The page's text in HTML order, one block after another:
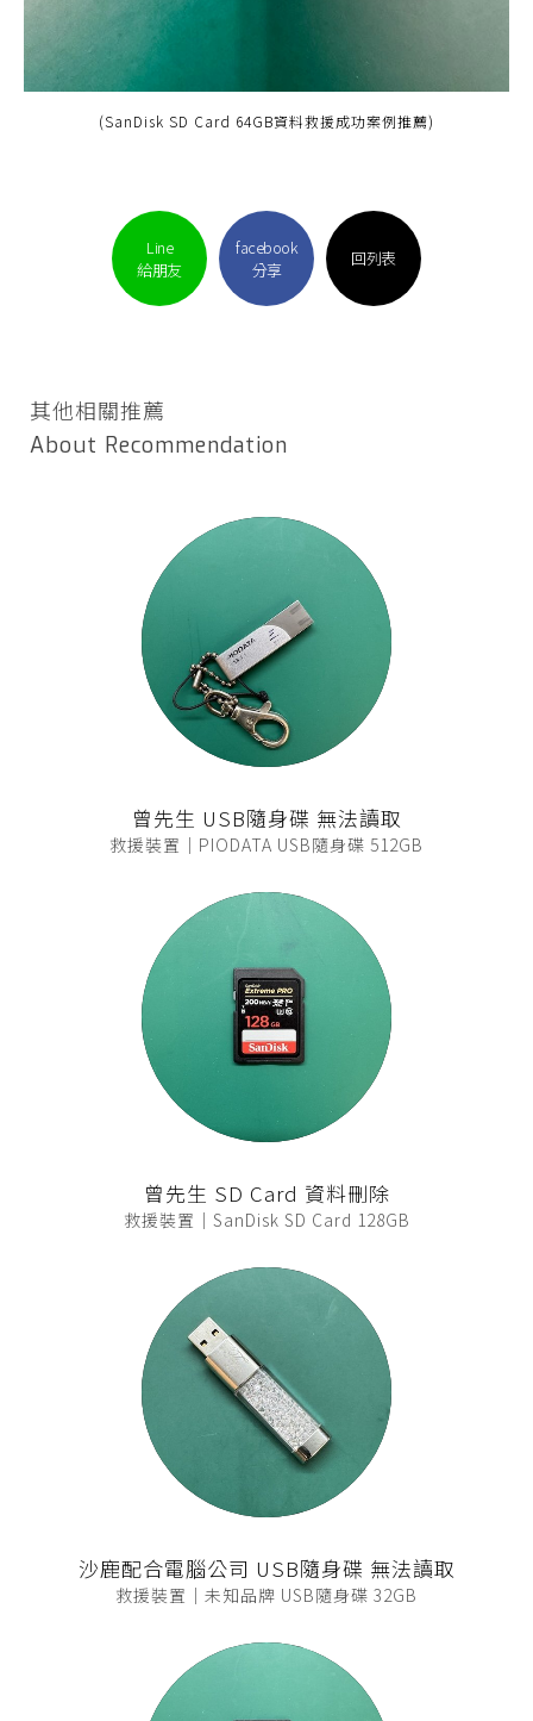
(SanDisk SD Card 64GB資料救援成功案例推薦)
Line
給朋友
facebook
分享
回列表
其他相關推薦
About Recommendation
曾先生 USB隨身碟 無法讀取
救援裝置｜PIODATA USB隨身碟 512GB
曾先生 SD Card 資料刪除
救援裝置｜SanDisk SD Card 128GB
沙鹿配合電腦公司 USB隨身碟 無法讀取
救援裝置｜未知品牌 USB隨身碟 32GB